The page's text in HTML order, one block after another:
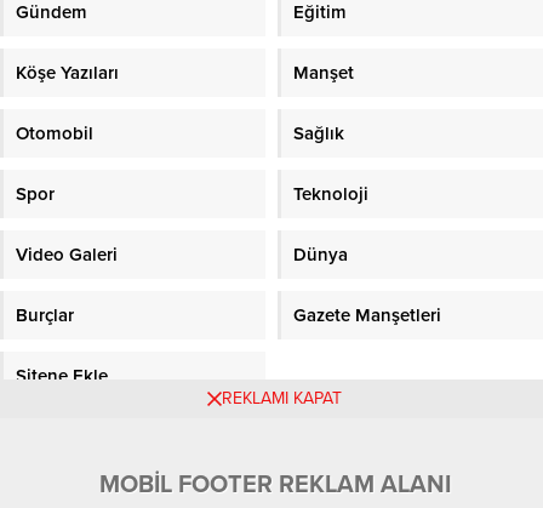
Gündem Eğitim
Köşe Yazıları Manşet
Otomobil Sağlık
Spor Teknoloji
Video Galeri Dünya
Burçlar Gazete Manşetleri
Sitene Ekle
REKLAMI KAPAT
MOBİL FOOTER REKLAM ALANI